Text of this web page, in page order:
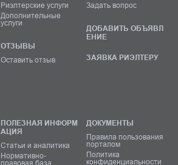
Риэлтерские услуги
Дополнительные
услуги
ОТЗЫВЫ
Оставить отзыв
Задать вопрос
ДОБАВИТЬ ОБЪЯВЛ
ЕНИЕ
ЗАЯВКА РИЭЛТЕРУ
ПОЛЕЗНАЯ ИНФОРМ
АЦИЯ
Статьи и аналитика
Нормативно-
правовая база
ДОКУМЕНТЫ
Правила пользования
порталом
Политика
конфиденциальности